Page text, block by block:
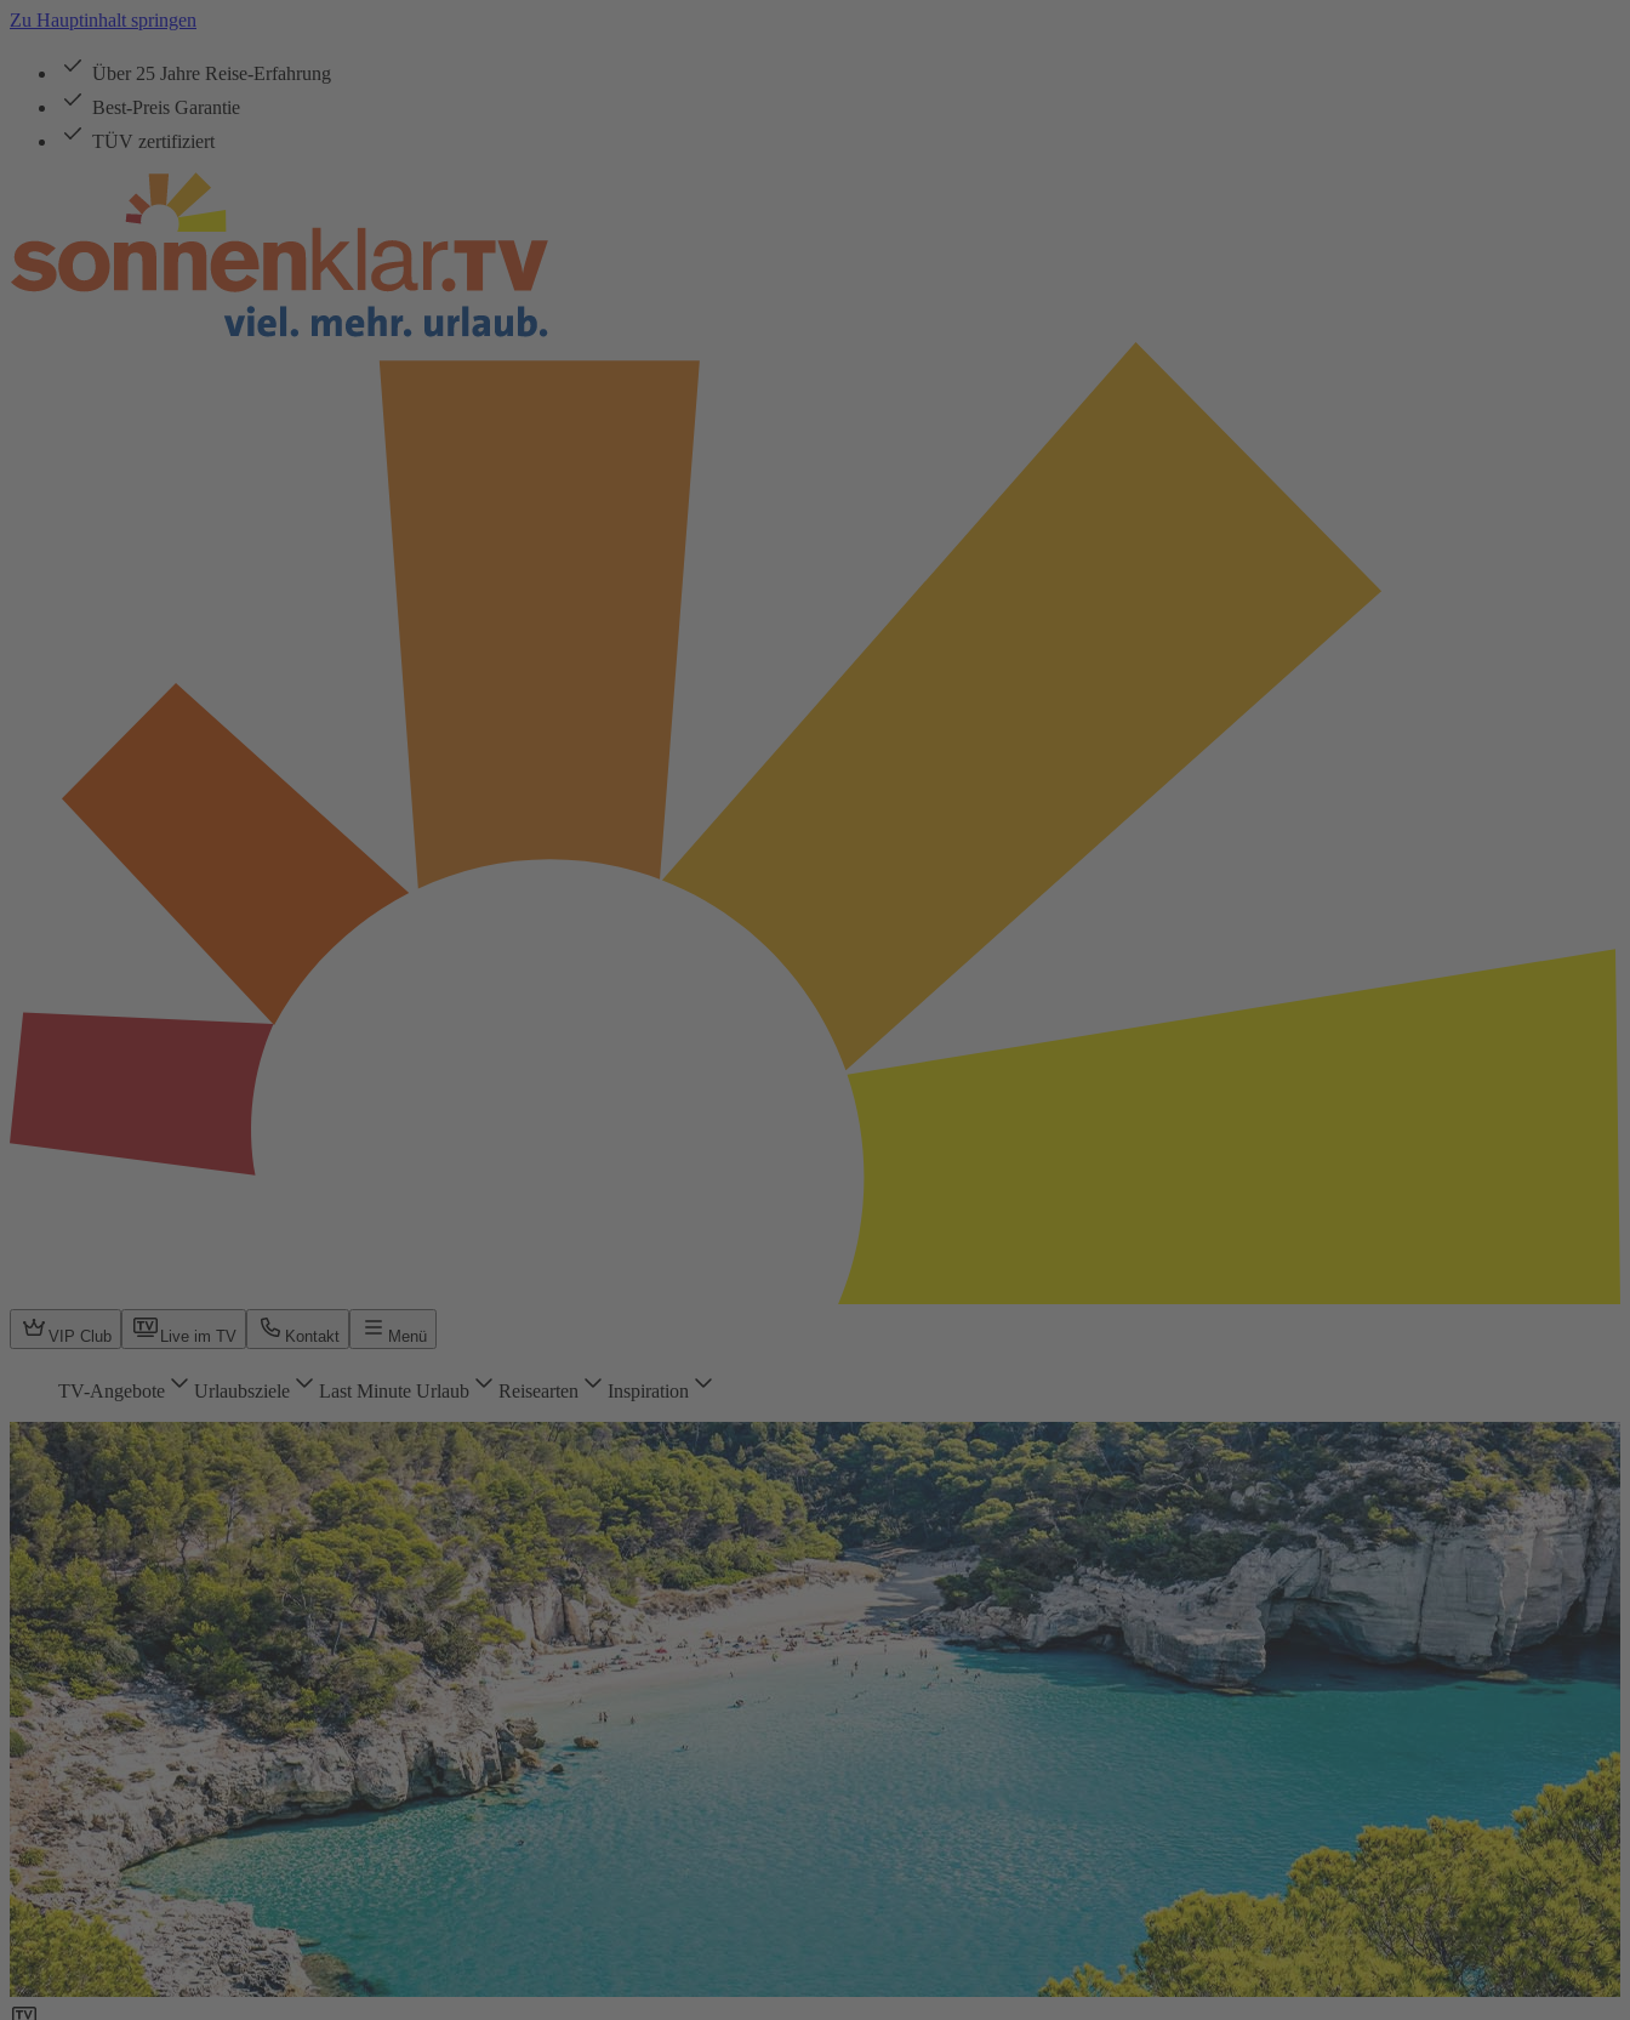
Zu Hauptinhalt springen
Über 25 Jahre Reise-Erfahrung
Best-Preis Garantie
TÜV zertifiziert
VIP Club Live im TV Kontakt Menü
TV-Angebote Urlaubsziele Last Minute Urlaub Reisearten Inspiration